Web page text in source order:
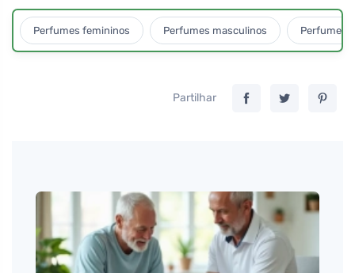
Perfumes femininos Perfumes masculinos Perfumes
Partilhar